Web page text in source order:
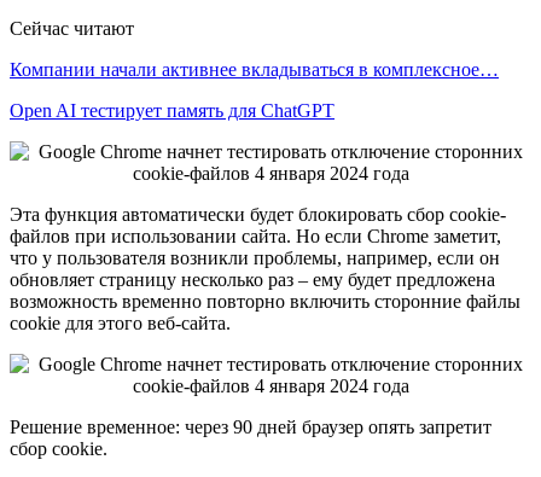
Сейчас читают
Компании начали активнее вкладываться в комплексное…
Open AI тестирует память для ChatGPT
Эта функция автоматически будет блокировать сбор cookie-
файлов при использовании сайта. Но если Chrome заметит,
что у пользователя возникли проблемы, например, если он
обновляет страницу несколько раз – ему будет предложена
возможность временно повторно включить сторонние файлы
cookie для этого веб-сайта.
Решение временное: через 90 дней браузер опять запретит
сбор cookie.